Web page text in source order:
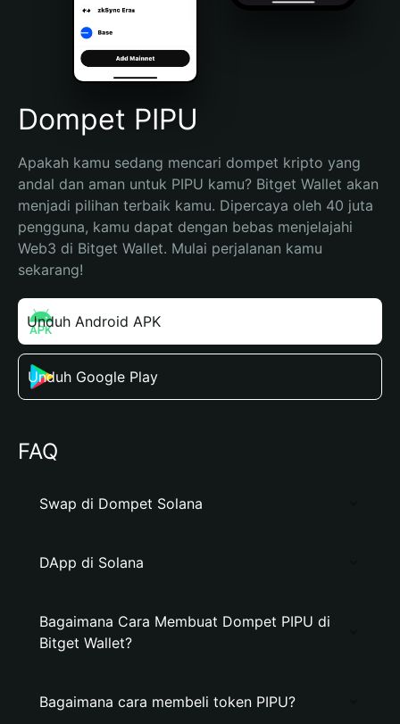
Português (Brasil)
Español (Argentina)
Dompet PIPU
Apakah kamu sedang mencari dompet kripto yang
andal dan aman untuk PIPU kamu? Bitget Wallet akan
menjadi pilihan terbaik kamu. Dipercaya oleh 40 juta
pengguna, kamu dapat dengan bebas menjelajahi
Web3 di Bitget Wallet. Mulai perjalanan kamu
sekarang!
Unduh Android APK
Unduh Google Play
FAQ
Swap di Dompet Solana
DApp di Solana
Bagaimana Cara Membuat Dompet PIPU di
Bitget Wallet?
Bagaimana cara membeli token PIPU?